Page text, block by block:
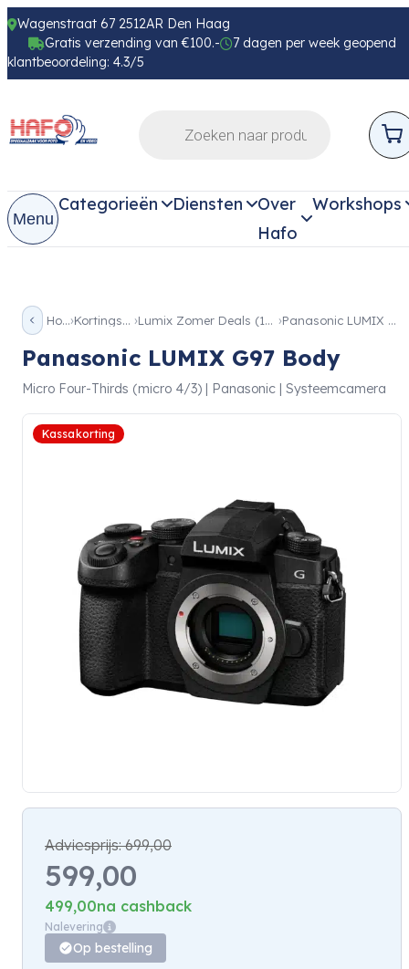
Wagenstraat 67 2512AR Den Haag
Gratis verzending van €100.-
7 dagen per week geopend
klantbeoordeling: 4.3/5
Menu
Categorieën Diensten
Over
Hafo
Workshops
Home Kortingsacties Lumix Zomer Deals (17-08-2026) Panasonic LUMIX G97 Body
Panasonic LUMIX G97 Body
Micro Four-Thirds (micro 4/3) | Panasonic | Systeemcamera
Kassakorting
Adviesprijs:699,00
599,00
499,00na cashback
Nalevering
Op bestelling